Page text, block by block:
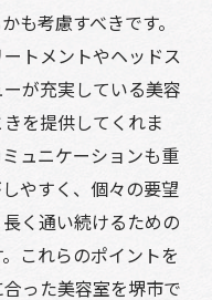
も考慮すべきです。
トメントやヘッドス
が充実している美容
を提供してくれま
ュニケーションも重
やすく、個々の要望
く通い続けるための
これらのポイントを
った美容室を堺市で